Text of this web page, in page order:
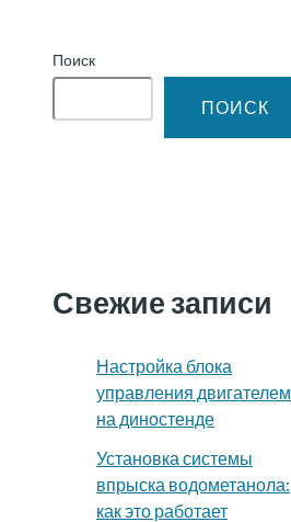
Поиск
ПОИСК
Свежие записи
Настройка блока
управления двигателем
на диностенде
Установка системы
впрыска водометанола:
как это работает